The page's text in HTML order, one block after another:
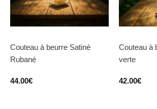
Couteau à beurre Satiné
Rubané
44.00€
Couteau à
verte
42.00€